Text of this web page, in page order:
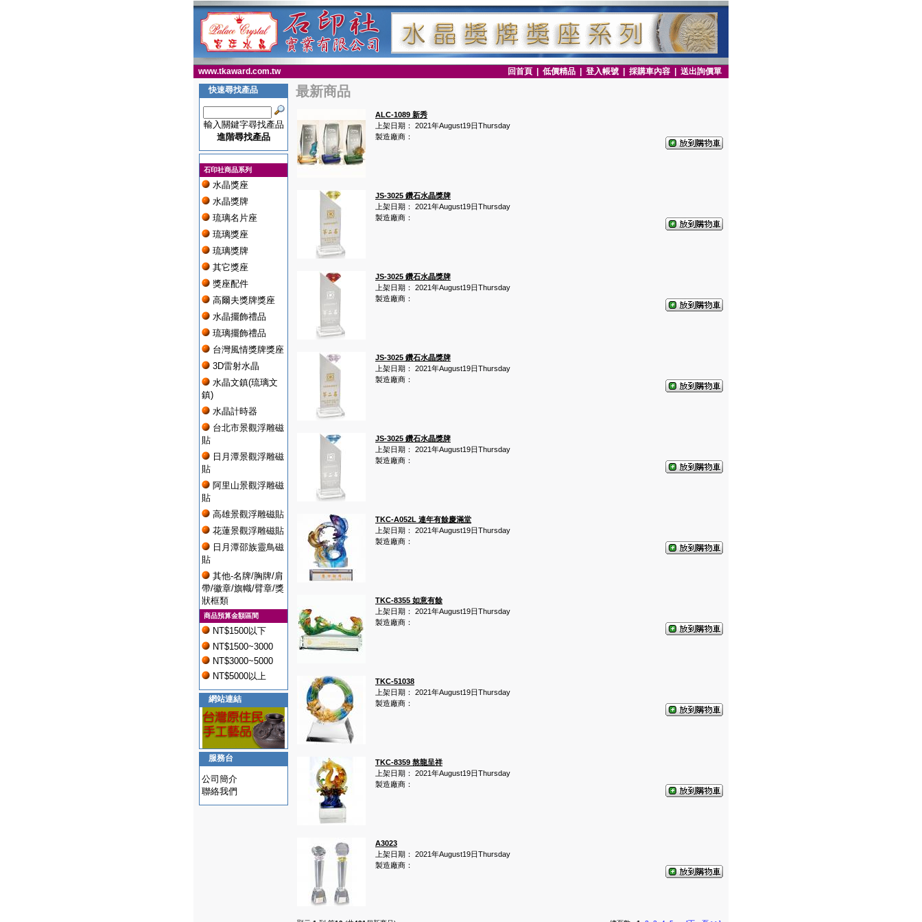
www.tkaward.com.tw 回首頁 低價精品 登入帳號 採購車內容
送出詢價單
快速尋找產品
輸入關鍵字尋找產品
進階尋找產品
石印社商品系列
水晶獎座
水晶獎牌
琉璃名片座
琉璃獎座
琉璃獎牌
其它獎座
獎座配件
高爾夫獎牌獎座
水晶擺飾禮品
琉璃擺飾禮品
台灣風情獎牌獎座
3D雷射水晶
水晶文鎮(琉璃文
鎮)
水晶計時器
台北市景觀浮雕磁
貼
日月潭景觀浮雕磁
貼
阿里山景觀浮雕磁
貼
高雄景觀浮雕磁貼
花蓮景觀浮雕磁貼
日月潭邵族靈鳥磁
貼
其他-名牌/胸牌/肩
帶/徽章/旗幟/臂章/獎
狀框類
商品預算金額區間
NT$1500以下
NT$1500~3000
NT$3000~5000
NT$5000以上
網站連結
服務台
公司簡介
聯絡我們
最新商品
ALC-1089 新秀
上架日期： 2021年August19日Thursday
製造廠商：
JS-3025 鑽石水晶獎牌
上架日期： 2021年August19日Thursday
製造廠商：
JS-3025 鑽石水晶獎牌
上架日期： 2021年August19日Thursday
製造廠商：
JS-3025 鑽石水晶獎牌
上架日期： 2021年August19日Thursday
製造廠商：
JS-3025 鑽石水晶獎牌
上架日期： 2021年August19日Thursday
製造廠商：
TKC-A052L 連年有餘慶滿堂
上架日期： 2021年August19日Thursday
製造廠商：
TKC-8355 如意有餘
上架日期： 2021年August19日Thursday
製造廠商：
TKC-51038
上架日期： 2021年August19日Thursday
製造廠商：
TKC-8359 熬龍呈祥
上架日期： 2021年August19日Thursday
製造廠商：
A3023
上架日期： 2021年August19日Thursday
製造廠商：